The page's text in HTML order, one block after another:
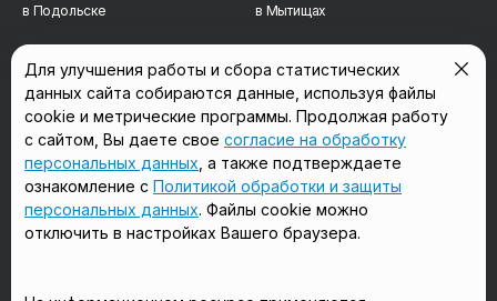
в Подольске в Мытищах
в Сергиевом Посаде в Люберцах
в Красногорске в Королёве
в Домодедово в Щёлково
Мы в соцсетях
Для улучшения работы и сбора статистических
данных сайта собираются данные, используя файлы
cookie и метрические программы. Продолжая работу
с сайтом, Вы даете свое согласие на обработку
персональных данных , а также подтверждаете
ознакомление с Политикой обработки и защиты
персональных данных. Файлы cookie можно
отключить в настройках Вашего браузера.